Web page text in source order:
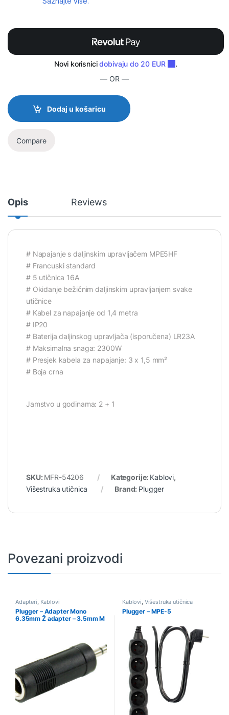
— OR —
Dodaj u košaricu
Compare
Opis Reviews
# Napajanje s daljinskim upravljačem MPE5HF
# Francuski standard
# 5 utičnica 16A
# Okidanje bežičnim daljinskim upravljanjem svake
utičnice
# Kabel za napajanje od 1,4 metra
# IP20
# Baterija daljinskog upravljača (isporučena) LR23A
# Maksimalna snaga: 2300W
# Presjek kabela za napajanje: 3 x 1,5 mm²
# Boja crna
Jamstvo u godinama: 2 + 1
SKU:MFR-54206 Kategorije: Kablovi,
Višestruka utičnica
Brand: Plugger
Povezani proizvodi
Adapteri, Kablovi
Plugger – Adapter Mono
6.35mm Ž adapter – 3.5mm M
Kablovi, Višestruka utičnica
Plugger – MPE-5